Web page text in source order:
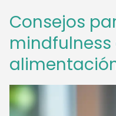
Consejos
mindfulness